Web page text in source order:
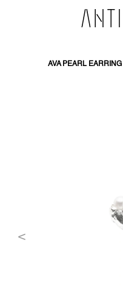
AVA PEARL